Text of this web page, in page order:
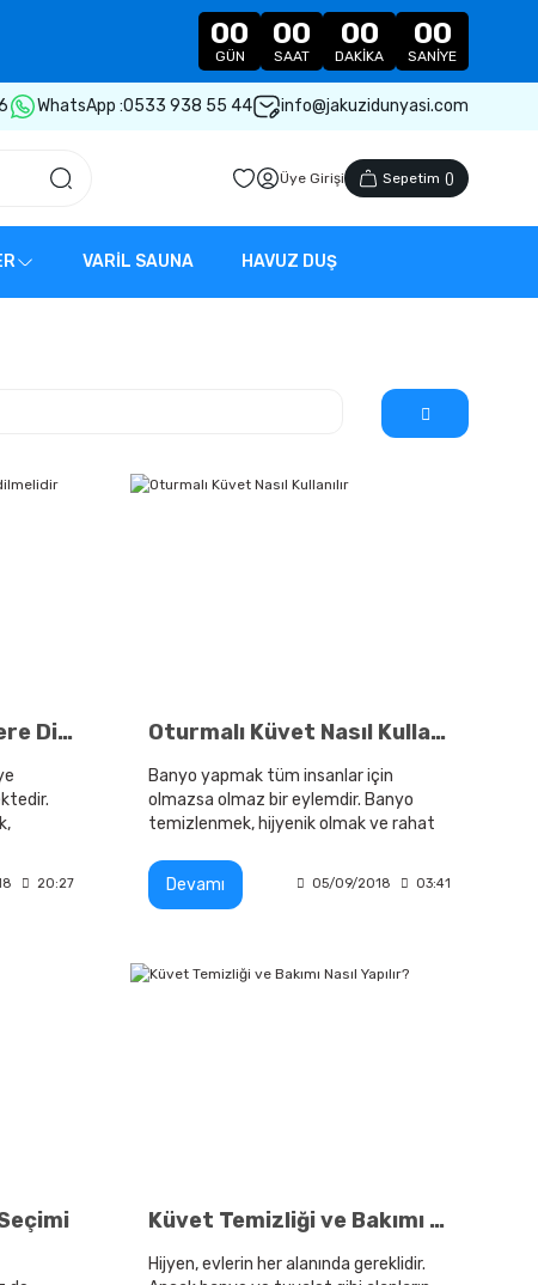
00
GÜN
00
SAAT
00
DAKIKA
00
SANIYE
WhatsApp :0533 938 55 44 info@jakuzidunyasi.com
Üye Girişi Sepetim ()
VARİL SAUNA HAVUZ DUŞ
Küvet Seçiminde Nelere Dikkat Edilmelidir
20:27
Oturmalı Küvet Nasıl Kullanılır
Banyo yapmak tüm insanlar için
olmazsa olmaz bir eylemdir. Banyo
temizlenmek, hijyenik olmak ve rahat
oldukça önemlidir
Devamı 05/09/2018 03:41
Küvet Temizliği ve Bakımı Nasıl Yapılır?
Hijyen, evlerin her alanında gereklidir.